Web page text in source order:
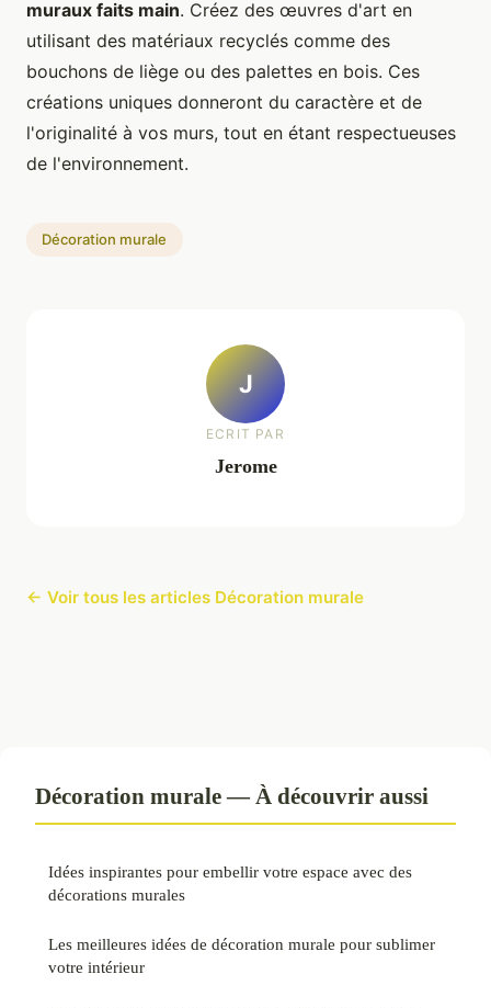
muraux faits main. Créez des œuvres d'art en
utilisant des matériaux recyclés comme des
bouchons de liège ou des palettes en bois. Ces
créations uniques donneront du caractère et de
l'originalité à vos murs, tout en étant respectueuses
de l'environnement.
Décoration murale
J
ECRIT PAR
Jerome
← Voir tous les articles Décoration murale
Décoration murale — À découvrir aussi
Idées inspirantes pour embellir votre espace avec des
décorations murales
Les meilleures idées de décoration murale pour sublimer
votre intérieur